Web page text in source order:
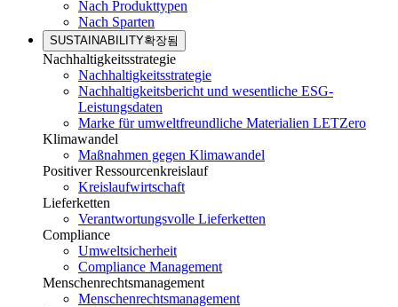
Nach Produkttypen
Nach Sparten
SUSTAINABILITY확장됨
Nachhaltigkeitsstrategie
Nachhaltigkeitsstrategie
Nachhaltigkeitsbericht und wesentliche ESG-
Leistungsdaten
Marke für umweltfreundliche Materialien LETZero
Klimawandel
Maßnahmen gegen Klimawandel
Positiver Ressourcenkreislauf
Kreislaufwirtschaft
Lieferketten
Verantwortungsvolle Lieferketten
Compliance
Umweltsicherheit
Compliance Management
Menschenrechtsmanagement
Menschenrechtsmanagement